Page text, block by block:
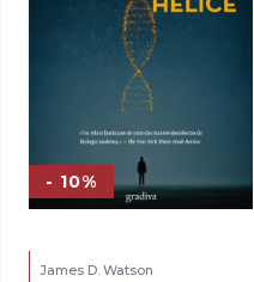
- 10%
James D. Watson